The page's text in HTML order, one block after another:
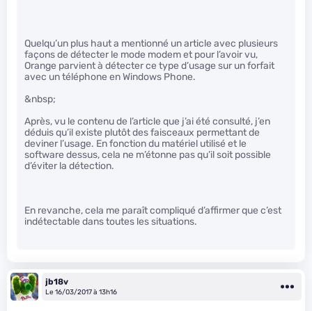
Quelqu’un plus haut a mentionné un article avec plusieurs
façons de détecter le mode modem et pour l’avoir vu,
Orange parvient à détecter ce type d’usage sur un forfait
avec un téléphone en Windows Phone.
&nbsp;
Après, vu le contenu de l’article que j’ai été consulté, j’en
déduis qu’il existe plutôt des faisceaux permettant de
deviner l’usage. En fonction du matériel utilisé et le
software dessus, cela ne m’étonne pas qu’il soit possible
d’éviter la détection.
En revanche, cela me paraît compliqué d’affirmer que c’est
indétectable dans toutes les situations.
jb18v
Le 16/03/2017 à 13h16